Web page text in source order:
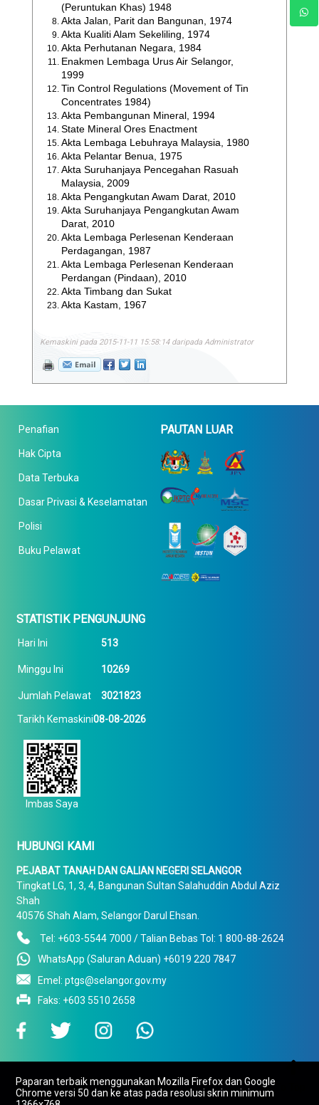
(Peruntukan Khas) 1948
Akta Jalan, Parit dan Bangunan, 1974
Akta Kualiti Alam Sekeliling, 1974
Akta Perhutanan Negara, 1984
Enakmen Lembaga Urus Air Selangor,
1999
Tin Control Regulations (Movement of Tin
Concentrates 1984)
Akta Pembangunan Mineral, 1994
State Mineral Ores Enactment
Akta Lembaga Lebuhraya Malaysia, 1980
Akta Pelantar Benua, 1975
Akta Suruhanjaya Pencegahan Rasuah
Malaysia, 2009
Akta Pengangkutan Awam Darat, 2010
Akta Suruhanjaya Pengangkutan Awam
Darat, 2010
Akta Lembaga Perlesenan Kenderaan
Perdagangan, 1987
Akta Lembaga Perlesenan Kenderaan
Perdangan (Pindaan), 2010
Akta Timbang dan Sukat
Akta Kastam, 1967
Kemaskini pada 2015-11-11 15:58:14 daripada Administrator
Penafian
Hak Cipta
Data Terbuka
Dasar Privasi & Keselamatan
Polisi
Buku Pelawat
PAUTAN LUAR
STATISTIK PENGUNJUNG
Hari Ini 513
Minggu Ini 10269
Jumlah Pelawat 3021823
Tarikh Kemaskini08-08-2026
Imbas Saya
HUBUNGI KAMI
PEJABAT TANAH DAN GALIAN NEGERI SELANGOR
Tingkat LG, 1, 3, 4, Bangunan Sultan Salahuddin Abdul Aziz
Shah
40576 Shah Alam, Selangor Darul Ehsan.
Tel: +603-5544 7000 / Talian Bebas Tol: 1 800-88-2624
WhatsApp (Saluran Aduan) +6019 220 7847
Emel: ptgs@selangor.gov.my
Faks: +603 5510 2658

To Top
Paparan terbaik menggunakan Mozilla Firefox dan Google
Chrome versi 50 dan ke atas pada resolusi skrin minimum